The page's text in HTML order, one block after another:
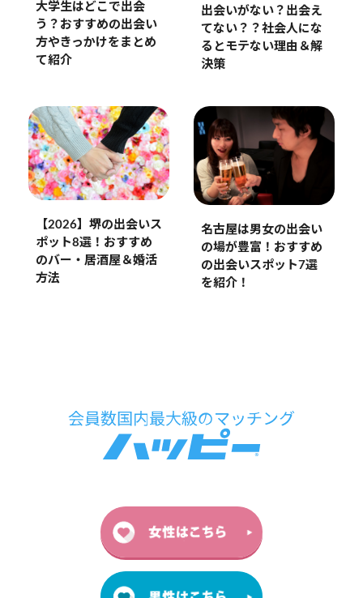
大学生はどこで出会
う？おすすめの出会い
方やきっかけをまとめ
て紹介
出会いがない？出会え
てない？？社会人にな
るとモテない理由＆解
決策
【2026】堺の出会いス
ポット8選！おすすめ
のバー・居酒屋＆婚活
方法
名古屋は男女の出会い
の場が豊富！おすすめ
の出会いスポット7選
を紹介！